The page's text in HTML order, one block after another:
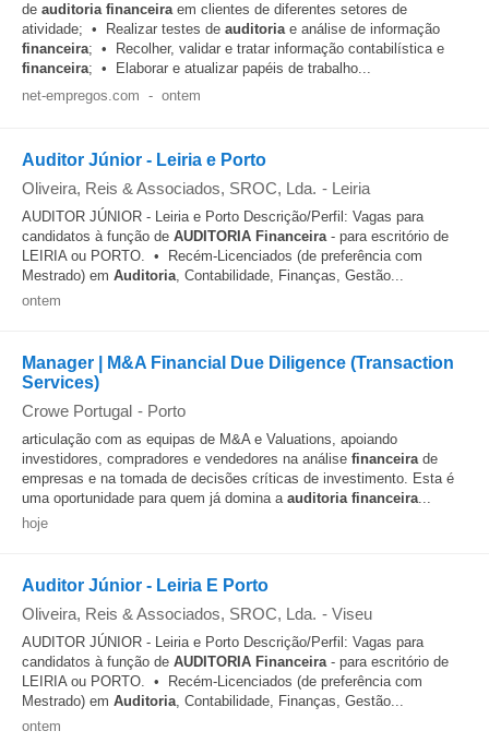
de auditoria financeiraem clientes de diferentes setores de
atividade; • Realizar testes de auditoriae análise de informação
financeira; • Recolher, validar e tratar informação contabilística e
financeira; • Elaborar e atualizar papéis de trabalho...
net-empregos.com - ontem
Auditor Júnior - Leiria e Porto
Oliveira, Reis & Associados, SROC, Lda. - Leiria
AUDITOR JÚNIOR - Leiria e Porto Descrição/Perfil: Vagas para
candidatos à função de AUDITORIA Financeira- para escritório de
LEIRIA ou PORTO. • Recém-Licenciados (de preferência com
Mestrado) em Auditoria, Contabilidade, Finanças, Gestão...
ontem
Manager | M&A Financial Due Diligence (Transaction
Services)
Crowe Portugal - Porto
articulação com as equipas de M&A e Valuations, apoiando
investidores, compradores e vendedores na análise financeirade
empresas e na tomada de decisões críticas de investimento. Esta é
uma oportunidade para quem já domina a auditoria financeira...
hoje
Auditor Júnior - Leiria E Porto
Oliveira, Reis & Associados, SROC, Lda. - Viseu
AUDITOR JÚNIOR - Leiria e Porto Descrição/Perfil: Vagas para
candidatos à função de AUDITORIA Financeira- para escritório de
LEIRIA ou PORTO. • Recém-Licenciados (de preferência com
Mestrado) em Auditoria, Contabilidade, Finanças, Gestão...
ontem